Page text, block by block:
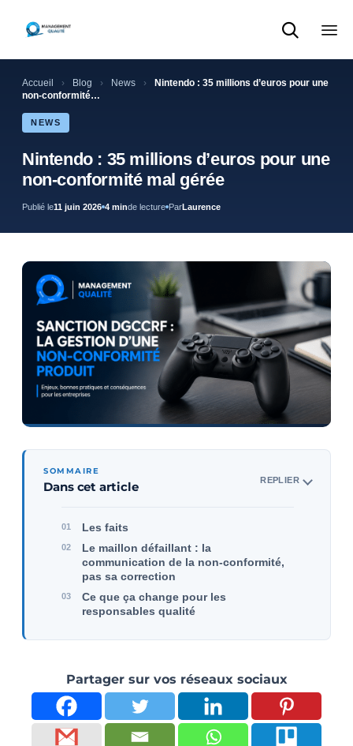

Accueil › Blog › News ›
Nintendo : 35 millions d’euros pour une
non-conformité…
NEWS
Nintendo : 35 millions d’euros pour une
non-conformité mal gérée
Publié le11 juin 2026 4 minde lecture ParLaurence
SOMMAIRE
Dans cet article REPLIER
Les faits
Le maillon défaillant : la
communication de la non-conformité,
pas sa correction
Ce que ça change pour les
responsables qualité
Partager sur vos réseaux sociaux